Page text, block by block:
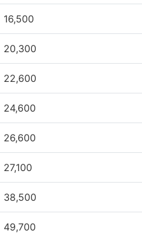
16,500
20,300
22,600
24,600
26,600
27,100
38,500
49,700